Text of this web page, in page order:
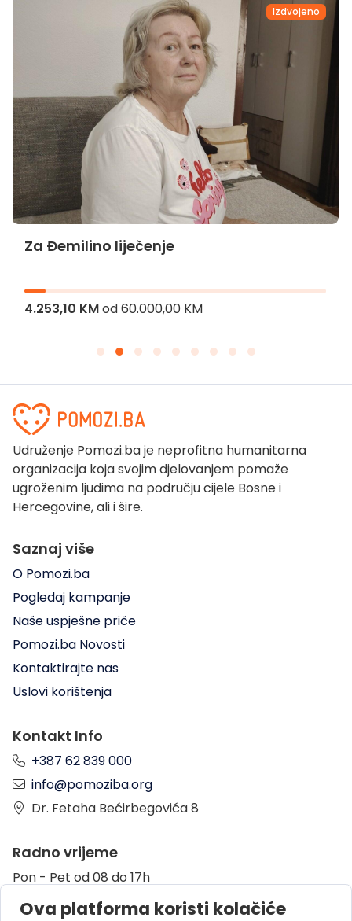
Izdvojeno
Za Đemilino liječenje
4.253,10 KMod60.000,00 KM
Udruženje Pomozi.ba je neprofitna humanitarna
organizacija koja svojim djelovanjem pomaže
ugroženim ljudima na području cijele Bosne i
Hercegovine, ali i šire.
Saznaj više
O Pomozi.ba
Pogledaj kampanje
Naše uspješne priče
Pomozi.ba Novosti
Kontaktirajte nas
Uslovi korištenja
Kontakt Info
+387 62 839 000
info@pomoziba.org
Dr. Fetaha Bećirbegovića 8
Radno vrijeme
Pon - Pet od 08 do 17h
Sub od 10 do 17h
Ova platforma koristi kolačiće